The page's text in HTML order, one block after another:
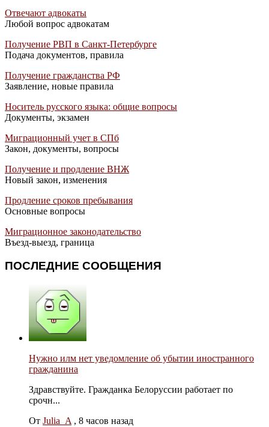
Отвечают адвокаты
Любой вопрос адвокатам
Получение РВП в Санкт-Петербурге
Подача документов, правила
Получение гражданства РФ
Заявление, новые правила
Носитель русского языка: общие вопросы
Документы, экзамен
Миграционный учет в СПб
Закон, документы, вопросы
Получение и продление ВНЖ
Новый закон, изменения
Продление сроков пребывания
Основные вопросы
Миграционное законодательство
Въезд-выезд, граница
ПОСЛЕДНИЕ СООБЩЕНИЯ
Нужно илм нет уведомление об убытии иностранного
гражданина
Здравствуйте. Гражданка Белоруссии работает по
срочн...
От Julia_A , 8 часов назад